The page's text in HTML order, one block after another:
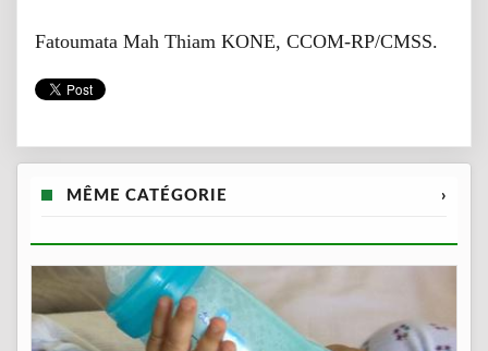
Fatoumata Mah Thiam KONE, CCOM-RP/CMSS.
MÊME CATÉGORIE ›